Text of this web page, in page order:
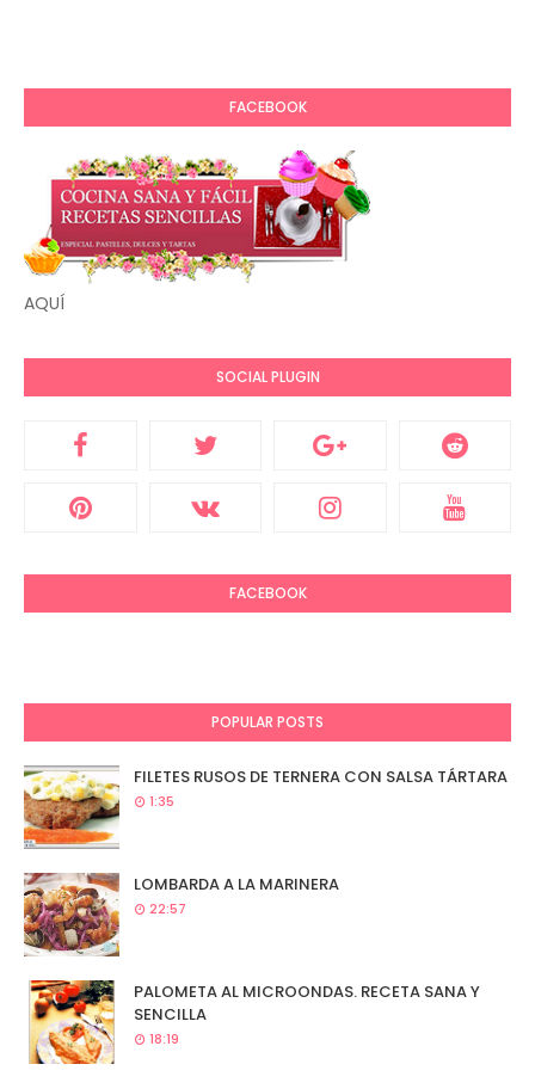
FACEBOOK
AQUÍ
SOCIAL PLUGIN
FACEBOOK
POPULAR POSTS
FILETES RUSOS DE TERNERA CON SALSA TÁRTARA
1:35
LOMBARDA A LA MARINERA
22:57
PALOMETA AL MICROONDAS. RECETA SANA Y
SENCILLA
18:19